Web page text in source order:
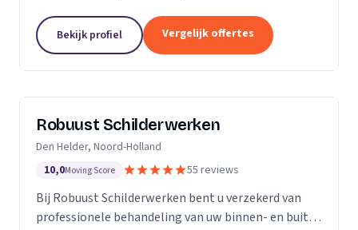
met ons team pakken we dan ook de klus vakkundig
aan...
Bekijk profiel Vergelijk offertes
Robuust Schilderwerken
Den Helder, Noord-Holland
10,0Moving Score 55 reviews
Bij Robuust Schilderwerken bent u verzekerd van
professionele behandeling van uw binnen- en buiten